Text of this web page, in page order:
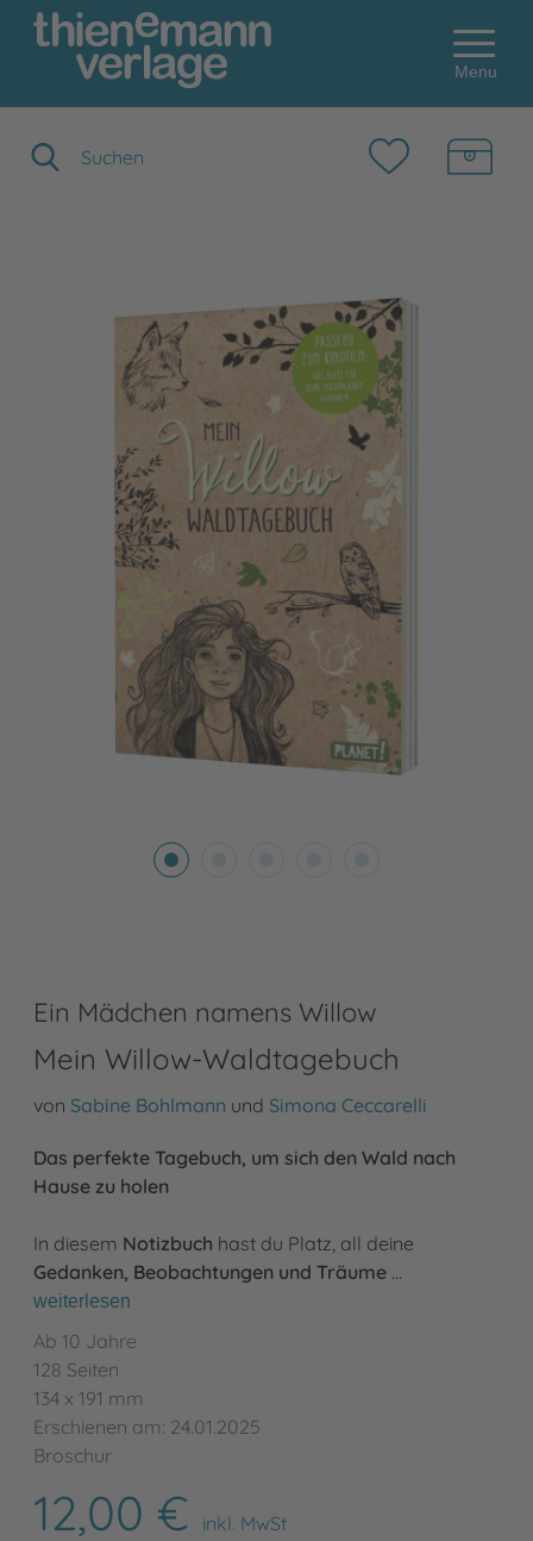
Menu
Ein Mädchen namens Willow
Mein Willow-Waldtagebuch
von Sabine Bohlmann und Simona Ceccarelli
Das perfekte Tagebuch, um sich den Wald nach
Hause zu holen
In diesem Notizbuch hast du Platz, all deine
Gedanken, Beobachtungen und Träume …
weiterlesen
Ab 10 Jahre
128 Seiten
134 x 191 mm
Erschienen am: 24.01.2025
Broschur
12,00 €
inkl. MwSt